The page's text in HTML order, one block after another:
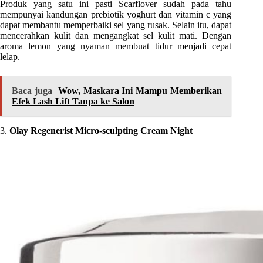
Produk yang satu ini pasti Scarflover sudah pada tahu
mempunyai kandungan prebiotik yoghurt dan vitamin c yang
dapat membantu memperbaiki sel yang rusak. Selain itu, dapat
mencerahkan kulit dan mengangkat sel kulit mati. Dengan
aroma lemon yang nyaman membuat tidur menjadi cepat
lelap.
Baca juga
Wow, Maskara Ini Mampu Memberikan
Efek Lash Lift Tanpa ke Salon
3. Olay Regenerist Micro-sculpting Cream Night